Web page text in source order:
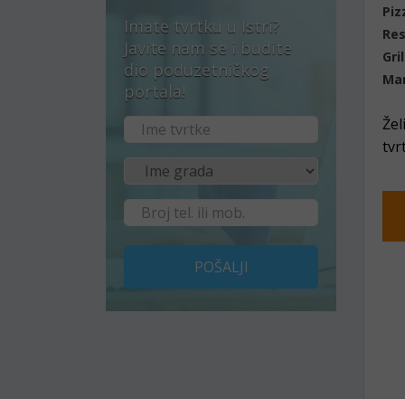
Imate tvrtku u Istri?
Javite nam se i budite
dio poduzetničkog
portala!
POŠALJI